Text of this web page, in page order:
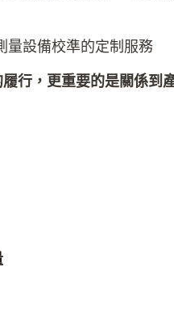
量設備校準的定制服務
行，更重要的是關係到